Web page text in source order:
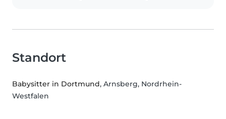
Standort
Babysitter in Dortmund, Arnsberg, Nordrhein-
Westfalen